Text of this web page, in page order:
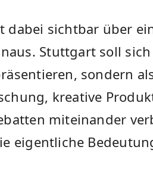
dabei sichtbar über
Stuttgart soll
sondern
kreative
miteinander
eigentliche